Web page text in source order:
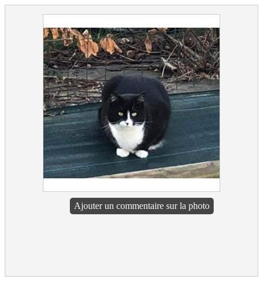
Ajouter un commentaire sur la photo